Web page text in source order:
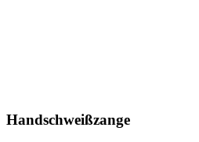
Handschweißzange